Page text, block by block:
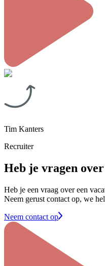
Tim Kanters
Recruiter
Heb je vragen
Heb je een vraag over een
Neem gerust contact op, we
Neem contact op